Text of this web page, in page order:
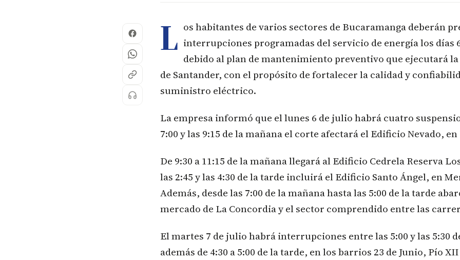
L os habitantes de varios sectores de Bucaramanga deberán
interrupciones programadas del servicio de energía los días
debido al plan de mantenimiento preventivo que ejecutará
de Santander, con el propósito de fortalecer la calidad y
suministro eléctrico.
La empresa informó que el lunes 6 de julio habrá cuatro
7:00 y las 9:15 de la mañana el corte afectará el Edificio Nevado, en
De 9:30 a 11:15 de la mañana llegará al Edificio Cedrela Reserva
las 2:45 y las 4:30 de la tarde incluirá el Edificio Santo Ángel, en
Además, desde las 7:00 de la mañana hasta las 5:00 de la tarde
mercado de La Concordia y el sector comprendido entre las
El martes 7 de julio habrá interrupciones entre las 5:00 y las 5:30
además de 4:30 a 5:00 de la tarde, en los barrios 23 de Junio, Pío